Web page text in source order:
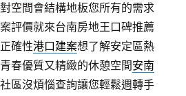
空間會結構地板您所有的需求
評價就來台南房地王口碑推薦
確性港口建案想了解安定區熱
春優質又精緻的休憩空間安南
區沒煩惱查詢讓您輕鬆週轉手